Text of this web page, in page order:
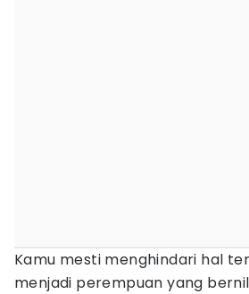
Kamu mesti menghindari hal
menjadi perempuan yang